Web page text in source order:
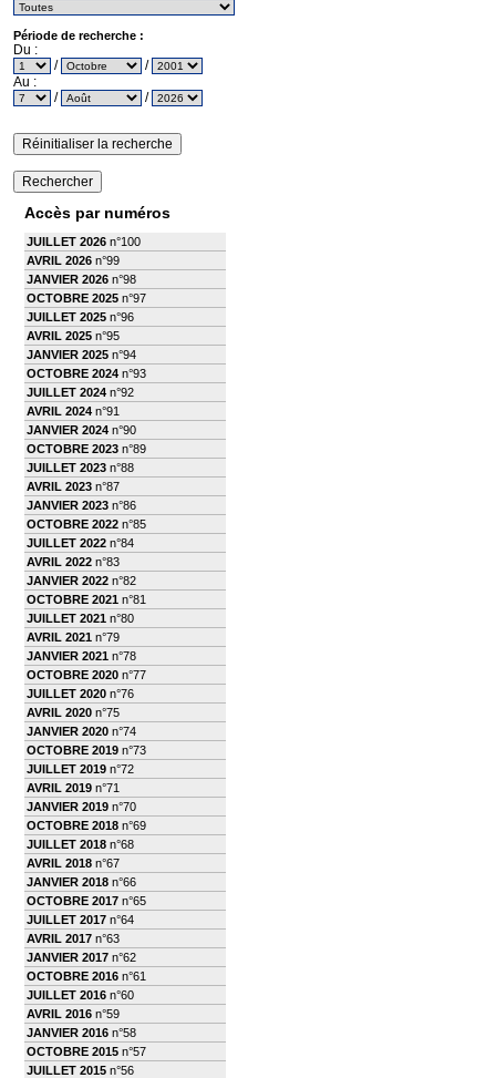
Période de recherche :
Du :
/
/
Au :
/
/
Accès par numéros
JUILLET 2026 n°100
AVRIL 2026 n°99
JANVIER 2026 n°98
OCTOBRE 2025 n°97
JUILLET 2025 n°96
AVRIL 2025 n°95
JANVIER 2025 n°94
OCTOBRE 2024 n°93
JUILLET 2024 n°92
AVRIL 2024 n°91
JANVIER 2024 n°90
OCTOBRE 2023 n°89
JUILLET 2023 n°88
AVRIL 2023 n°87
JANVIER 2023 n°86
OCTOBRE 2022 n°85
JUILLET 2022 n°84
AVRIL 2022 n°83
JANVIER 2022 n°82
OCTOBRE 2021 n°81
JUILLET 2021 n°80
AVRIL 2021 n°79
JANVIER 2021 n°78
OCTOBRE 2020 n°77
JUILLET 2020 n°76
AVRIL 2020 n°75
JANVIER 2020 n°74
OCTOBRE 2019 n°73
JUILLET 2019 n°72
AVRIL 2019 n°71
JANVIER 2019 n°70
OCTOBRE 2018 n°69
JUILLET 2018 n°68
AVRIL 2018 n°67
JANVIER 2018 n°66
OCTOBRE 2017 n°65
JUILLET 2017 n°64
AVRIL 2017 n°63
JANVIER 2017 n°62
OCTOBRE 2016 n°61
JUILLET 2016 n°60
AVRIL 2016 n°59
JANVIER 2016 n°58
OCTOBRE 2015 n°57
JUILLET 2015 n°56